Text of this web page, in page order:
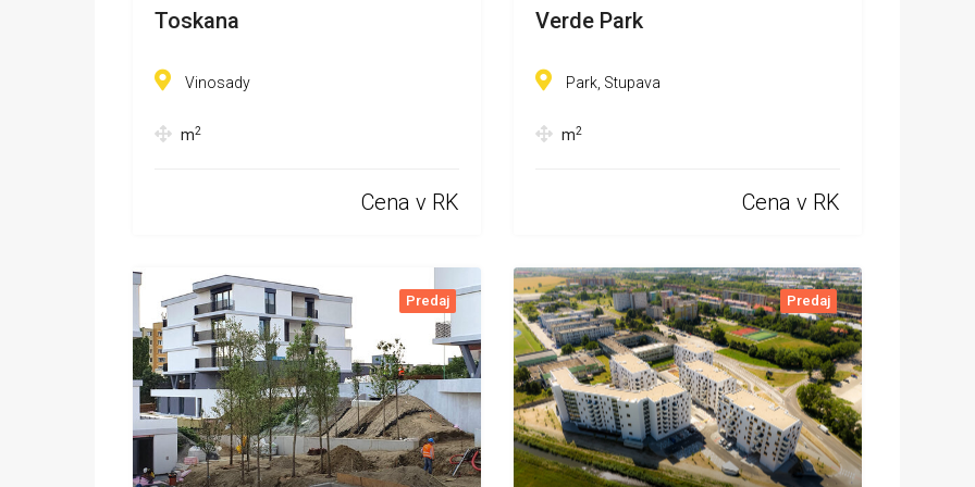
Toskana
Vinosady
m2
Cena v RK
Verde Park
Park, Stupava
m2
Cena v RK
Predaj Predaj